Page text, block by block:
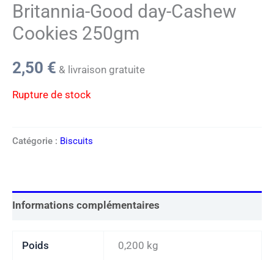
Britannia-Good day-Cashew
Cookies 250gm
2,50 € & livraison gratuite
Rupture de stock
Catégorie : Biscuits
Informations complémentaires
Poids 0,200 kg